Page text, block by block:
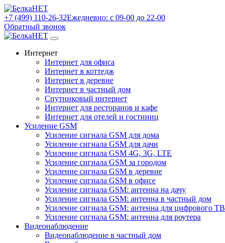
+7 (499) 110-26-32Ежедневно: с 09-00 до 22-00
Обратный звонок
Интернет
Интернет для офиса
Интернет в коттедж
Интернет в деревне
Интернет в частный дом
Спутниковый интернет
Интернет для ресторанов и кафе
Интернет для отелей и гостиниц
Усиление GSM
Усиление сигнала GSM для дома
Усиление сигнала GSM для дачи
Усиление сигнала GSM 4G, 3G, LTE
Усиление сигнала GSM за городом
Усиление сигнала GSM в деревне
Усиление сигнала GSM в офисе
Усиление сигнала GSM: антенна на дачу
Усиление сигнала GSM: антенна в частный дом
Усиление сигнала GSM: антенна для цифрового ТВ
Усиление сигнала GSM: антенна для роутера
Видеонаблюдение
Видеонаблюдение в частный дом